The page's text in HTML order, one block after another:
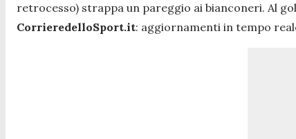
retrocesso) strappa un pareggio ai bianconeri. Al
CorrieredelloSport.it: aggiornamenti in tempo